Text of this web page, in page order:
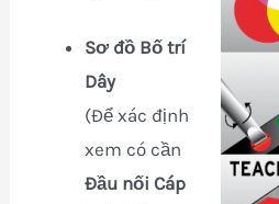
Sơ đồ Bố trí
Dây
(Để xác định
xem có cần
Đầu nối Cáp